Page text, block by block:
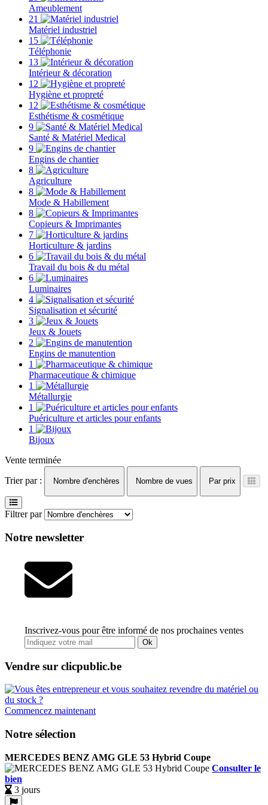
Ameublement
21
Matériel industriel
15
Téléphonie
13
Intérieur & décoration
12
Hygiène et propreté
12
Esthétisme & cosmétique
9
Santé & Matériel Medical
9
Engins de chantier
8
Agriculture
8
Mode & Habillement
8
Copieurs & Imprimantes
7
Horticulture & jardins
6
Travail du bois & du métal
6
Luminaires
4
Signalisation et sécurité
3
Jeux & Jouets
2
Engins de manutention
1
Pharmaceutique & chimique
1
Métallurgie
1
Puériculture et articles pour enfants
1
Bijoux
Vente terminée
Trier par :
Nombre d'enchères Nombre de vues Par prix
Filtrer par
Notre newsletter
Inscrivez-vous pour être informé de nos prochaines ventes
Ok
Vendre sur clicpublic.be
Commencez maintenant
Notre sélection
MERCEDES BENZ AMG GLE 53 Hybrid Coupe
Consulter le
bien
3 jours